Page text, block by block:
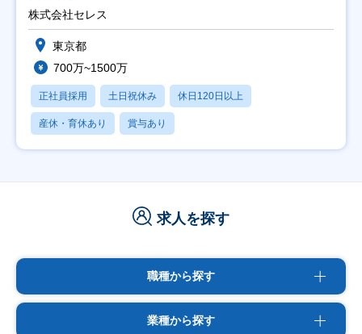
株式会社セレス
東京都
700万~1500万
正社員採用 土日祝休み 休日120日以上
産休・育休あり 賞与あり
求人を探す
職種から探す
業種から探す